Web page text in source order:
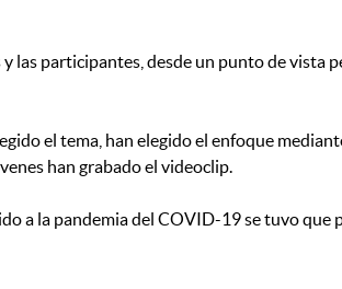
participantes, desde un punto de vista
el tema, han elegido el enfoque
han grabado el videoclip.
a la pandemia del COVID-19 se tuvo